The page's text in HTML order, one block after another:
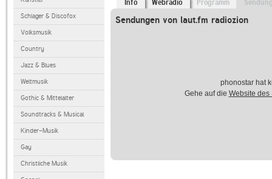
Schlager & Discofox
Volksmusik
Country
Jazz & Blues
Weltmusik
Gothic & Mittelalter
Soundtracks & Musical
Kinder-Musik
Gay
Christliche Musik
Info Webradio Programm
Sendungen von laut.fm radiozion
phonostar hat
Gehe auf die Website des